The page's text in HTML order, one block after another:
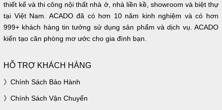
thiết kế và thi công nội thất nhà ở, nhà liền kề, showroom và biệt thự
tại Việt Nam. ACADO đã có hơn 10 năm kinh nghiệm và có hơn
999+ khách hàng tin tưởng sử dụng sản phẩm và dịch vụ. ACADO
kiến tạo căn phòng mơ ước cho gia đình bạn.
HỖ TRỢ KHÁCH HÀNG
Chính Sách Bảo Hành
Chính Sách Vận Chuyển